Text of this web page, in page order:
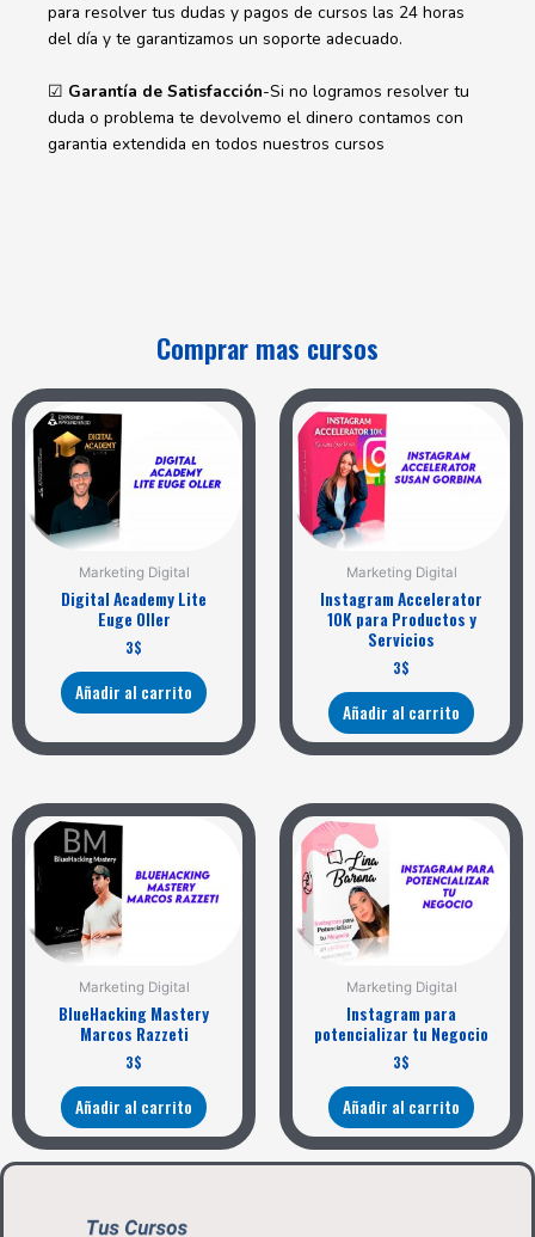
para resolver tus dudas y pagos de cursos las 24 horas
del día y te garantizamos un soporte adecuado.
☑ Garantía de Satisfacción-Si no logramos resolver tu
duda o problema te devolvemo el dinero contamos con
garantia extendida en todos nuestros cursos
Comprar mas cursos
Marketing Digital
Digital Academy Lite
Euge Oller
3$
Añadir al carrito
Marketing Digital
Instagram Accelerator
10K para Productos y
Servicios
3$
Añadir al carrito
Marketing Digital
BlueHacking Mastery
Marcos Razzeti
3$
Añadir al carrito
Marketing Digital
Instagram para
potencializar tu Negocio
3$
Añadir al carrito